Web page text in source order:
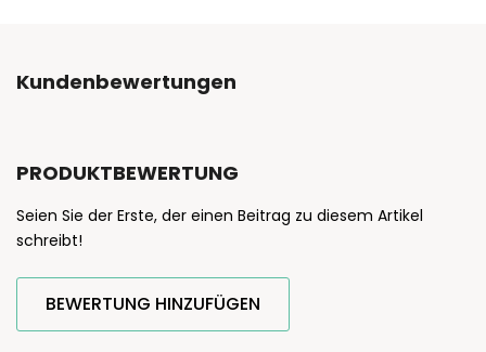
Kundenbewertungen
PRODUKTBEWERTUNG
Seien Sie der Erste, der einen Beitrag zu diesem Artikel
schreibt!
BEWERTUNG HINZUFÜGEN